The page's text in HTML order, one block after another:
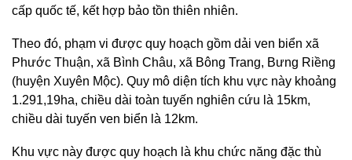
cấp quốc tế, kết hợp bảo tồn thiên nhiên.
Theo đó, phạm vi được quy hoạch gồm dải ven biển xã
Phước Thuận, xã Bình Châu, xã Bông Trang, Bưng Riềng
(huyện Xuyên Mộc). Quy mô diện tích khu vực này khoảng
1.291,19ha, chiều dài toàn tuyến nghiên cứu là 15km,
chiều dài tuyến ven biển là 12km.
Khu vực này được quy hoạch là khu chức năng đặc thù